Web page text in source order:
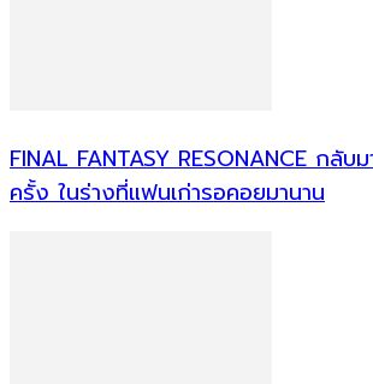
FINAL FANTASY RESONANCE กลับม
ครั้ง ในร่างที่แฟนเก่ารอคอยมานาน